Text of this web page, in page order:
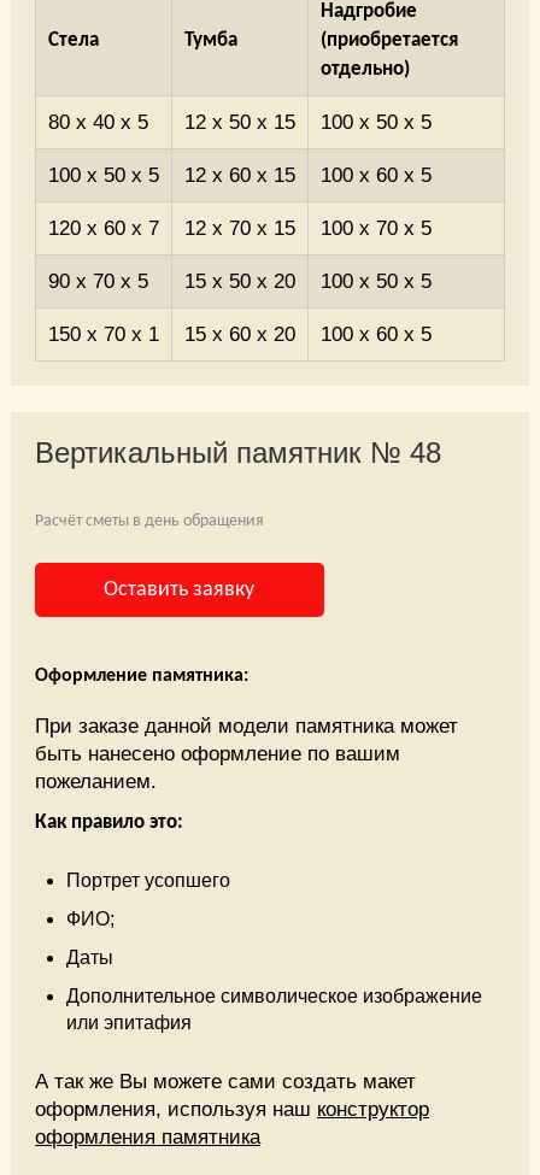
Стела Тумба
Надгробие
(приобретается
отдельно)
80 x 40 x 5 12 x 50 x 15 100 x 50 x 5
100 x 50 x 5 12 x 60 x 15 100 x 60 x 5
120 x 60 x 7 12 x 70 x 15 100 x 70 x 5
90 x 70 x 5 15 x 50 x 20 100 x 50 x 5
150 x 70 x 1 15 x 60 x 20 100 x 60 x 5
Вертикальный памятник № 48
Расчёт сметы в день обращения
Оставить заявку
Оформление памятника:
При заказе данной модели памятника может
быть нанесено оформление по вашим
пожеланием.
Как правило это:
Портрет усопшего
ФИО;
Даты
Дополнительное символическое изображение
или эпитафия
А так же Вы можете сами создать макет
оформления, используя наш конструктор
оформления памятника